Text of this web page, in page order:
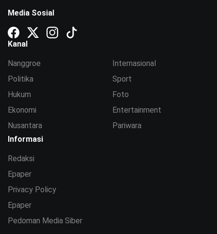
Media Sosial
Kanal
Nanggroe
Politika
Hukum
Ekonomi
Nusantara
Internasional
Sport
Foto
Entertainment
Pariwara
Informasi
Redaksi
Epaper
Privacy Policy
Epaper
Pedoman Media Siber